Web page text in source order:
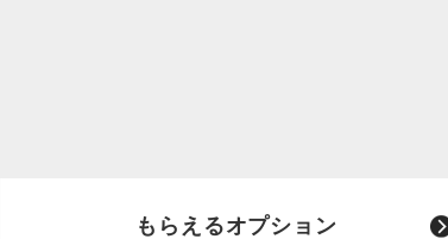
もらえるオプション